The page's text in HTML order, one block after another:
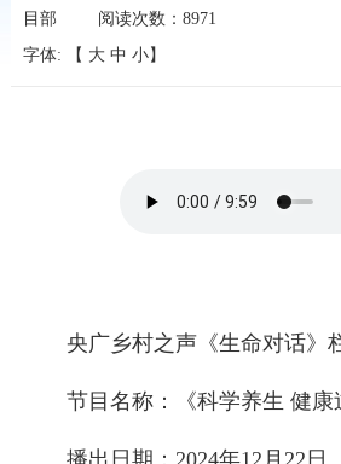
目部
阅读次数： 8971
字体: 【 大 中 小】
央广乡村之声《生命对话》
节目名称：《科学养生 健康
播出日期：2024年12月22日